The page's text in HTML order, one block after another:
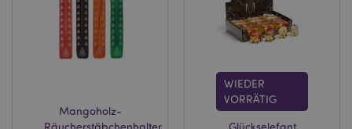
Mangoholz-
Räucherstäbchenhalter
WIEDER
VORRÄTIG
Glückselefant